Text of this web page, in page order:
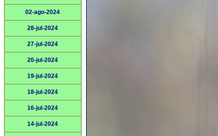
02-ago-2024
28-jul-2024
27-jul-2024
20-jul-2024
19-jul-2024
18-jul-2024
16-jul-2024
14-jul-2024